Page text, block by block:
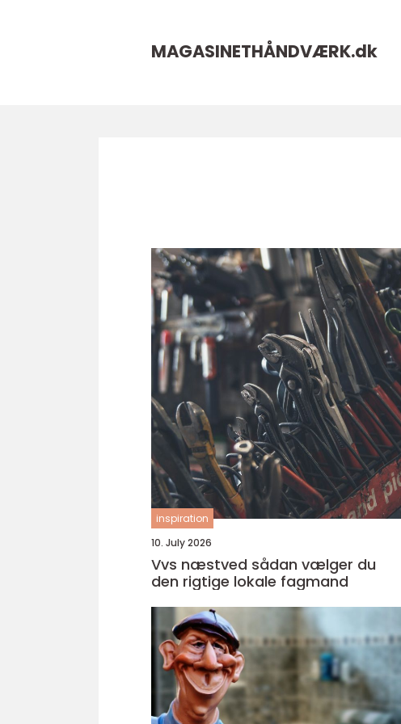
MAGASINETHÅNDVÆRK.dk
inspiration
10. July 2026
Vvs næstved sådan vælger du
den rigtige lokale fagmand